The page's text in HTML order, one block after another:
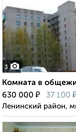
3
Комната в
630 000 ₽ 37 100
Ленинский район,